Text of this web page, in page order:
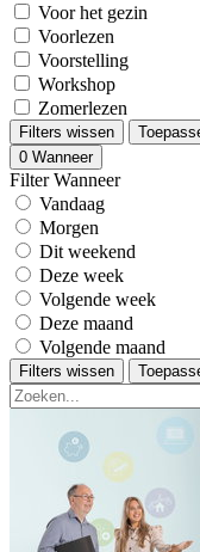
Voor het gezin
Voorlezen
Voorstelling
Workshop
Zomerlezen
Filters wissen
0 Wanneer
Filter Wanneer
Vandaag
Morgen
Dit weekend
Deze week
Volgende week
Deze maand
Volgende maand
Filters wissen